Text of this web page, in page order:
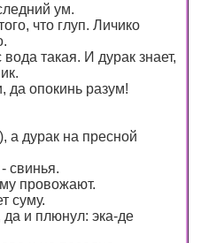
ум.
что глуп. Личико
такая. И дурак знает,
да опокинь разум!
а дурак на пресной
свинья.
провожают.
суму.
да и плюнул: эка-де